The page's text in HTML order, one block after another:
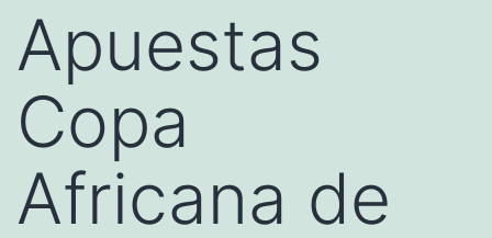
Apuestas
Copa
Africana de